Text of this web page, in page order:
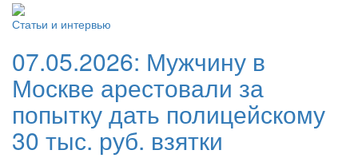
Статьи и интервью
07.05.2026: Мужчину в
Москве арестовали за
попытку дать полицейскому
30 тыс. руб. взятки